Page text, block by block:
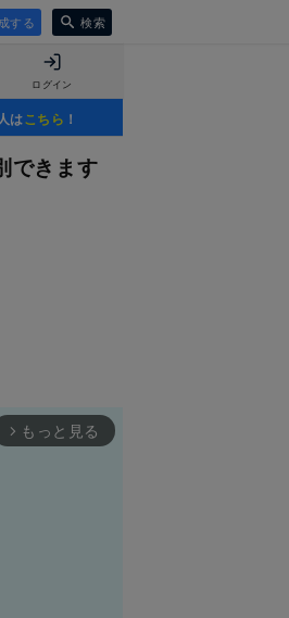
する 検索
ログイン
はこちら ！
できます
arrow_forward_ios もっと見る